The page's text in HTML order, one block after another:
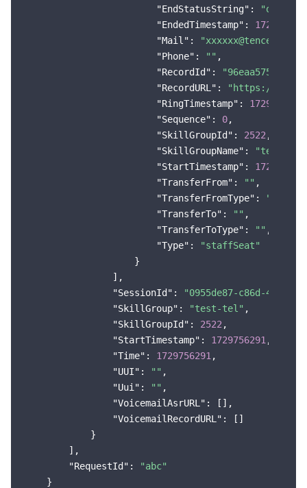
"EndStatusString" : "ok"
"EndedTimestamp" :
"Mail" :
"Phone" : "" ,
"RecordId" :
"96eaa575-
"RecordURL" :
"https://
"RingTimestamp" : 1729756306
"Sequence" : 0,
"SkillGroupId" : 2522 ,
"SkillGroupName" :
"test-
"StartTimestamp" :
"TransferFrom" : "" ,
"TransferFromType" : ""
"TransferTo" : "" ,
"TransferToType" : "" ,
"Type" :
"staffSeat"
                    }
                ],
"SessionId" :
"0955de87-c86d-4457-
"SkillGroup" : "test-tel" ,
"SkillGroupId" : 2522 ,
"StartTimestamp" : 1729756291 ,
"Time" : 1729756291 ,
"UUI" : "" ,
"Uui" : "" ,
"VoicemailAsrURL" : [],
"VoicemailRecordURL" : []
            }
        ],
"RequestId" :
"abc"
    }